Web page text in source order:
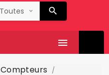

Compteurs